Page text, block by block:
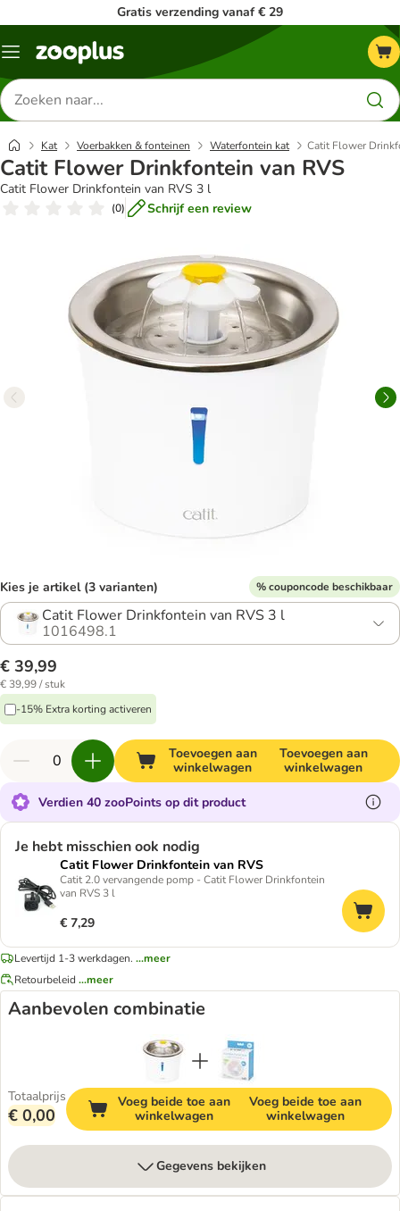
Gratis verzending vanaf € 29
Menu
Zoeken
naar
producten
Kat Voerbakken & fonteinen Waterfontein kat Catit Flower
Catit Flower Drinkfontein van RVS
Catit Flower Drinkfontein van RVS 3 l
(0) Schrijf een review
Kies je artikel (3 varianten) % couponcode beschikbaar
Catit Flower Drinkfontein van RVS 3 l
1016498.1
€ 39,99
€ 39,99 / stuk
-15% Extra korting activeren
Toevoegen aan
winkelwagen
Toevoegen aan
winkelwagen
Verdien 40 zooPoints op dit product
Je hebt misschien ook nodig
Catit Flower Drinkfontein van RVS
Catit 2.0 vervangende pomp - Catit Flower Drinkfontein
van RVS 3 l
€ 7,29
Levertijd 1-3 werkdagen. ...meer
Retourbeleid ...meer
Aanbevolen combinatie
Totaalprijs
€ 0,00
Voeg beide toe aan
winkelwagen
Voeg beide toe aan
winkelwagen
Gegevens bekijken